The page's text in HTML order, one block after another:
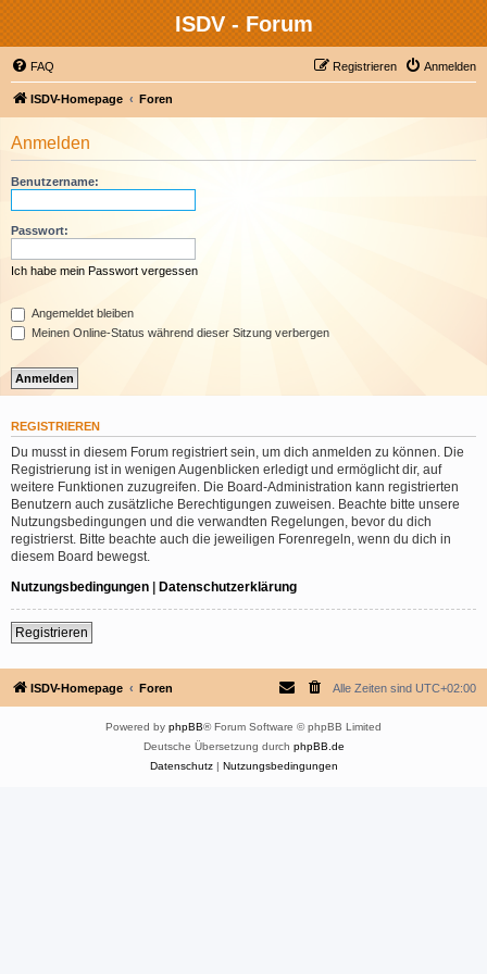
ISDV - Forum
FAQ Anmelden
Registrieren
ISDV-Homepage Foren
Anmelden
Benutzername:
Passwort:
Ich habe mein Passwort vergessen
Angemeldet bleiben
Meinen Online-Status während dieser Sitzung verbergen
REGISTRIEREN
Du musst in diesem Forum registriert sein, um dich anmelden zu können. Die
Registrierung ist in wenigen Augenblicken erledigt und ermöglicht dir, auf
weitere Funktionen zuzugreifen. Die Board-Administration kann registrierten
Benutzern auch zusätzliche Berechtigungen zuweisen. Beachte bitte unsere
Nutzungsbedingungen und die verwandten Regelungen, bevor du dich
registrierst. Bitte beachte auch die jeweiligen Forenregeln, wenn du dich in
diesem Board bewegst.
Nutzungsbedingungen | Datenschutzerklärung
Registrieren
ISDV-Homepage Foren Alle Zeiten sind UTC+02:00
Powered by phpBB® Forum Software © phpBB Limited
Deutsche Übersetzung durch phpBB.de
Datenschutz| Nutzungsbedingungen